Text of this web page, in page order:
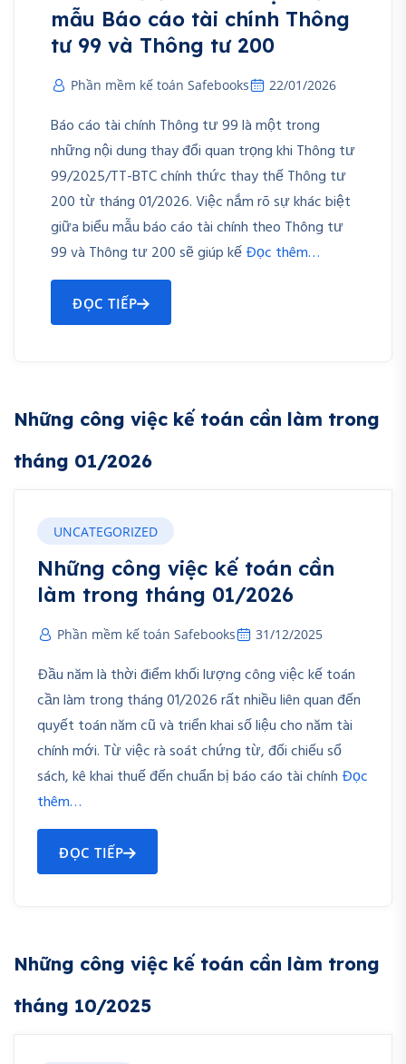
mẫu Báo cáo tài chính Thông
tư 99 và Thông tư 200
Phần mềm kế toán Safebooks 22/01/2026
Báo cáo tài chính Thông tư 99 là một trong
những nội dung thay đổi quan trọng khi Thông tư
99/2025/TT-BTC chính thức thay thế Thông tư
200 từ tháng 01/2026. Việc nắm rõ sự khác biệt
giữa biểu mẫu báo cáo tài chính theo Thông tư
99 và Thông tư 200 sẽ giúp kếĐọc thêm…
ĐỌC TIẾP
Những công việc kế toán cần làm trong
tháng 01/2026
UNCATEGORIZED
Những công việc kế toán cần
làm trong tháng 01/2026
Phần mềm kế toán Safebooks 31/12/2025
Đầu năm là thời điểm khối lượng công việc kế toán
cần làm trong tháng 01/2026 rất nhiều liên quan đến
quyết toán năm cũ và triển khai số liệu cho năm tài
chính mới. Từ việc rà soát chứng từ, đối chiếu sổ
sách, kê khai thuế đến chuẩn bị báo cáo tài chính Đọc
thêm…
ĐỌC TIẾP
Những công việc kế toán cần làm trong
tháng 10/2025